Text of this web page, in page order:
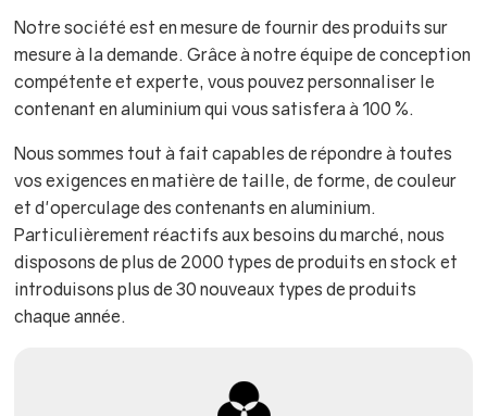
Notre société est en mesure de fournir des produits sur
mesure à la demande. Grâce à notre équipe de conception
compétente et experte, vous pouvez personnaliser le
contenant en aluminium qui vous satisfera à 100 %.
Nous sommes tout à fait capables de répondre à toutes
vos exigences en matière de taille, de forme, de couleur
et d'operculage des contenants en aluminium.
Particulièrement réactifs aux besoins du marché, nous
disposons de plus de 2000 types de produits en stock et
introduisons plus de 30 nouveaux types de produits
chaque année.